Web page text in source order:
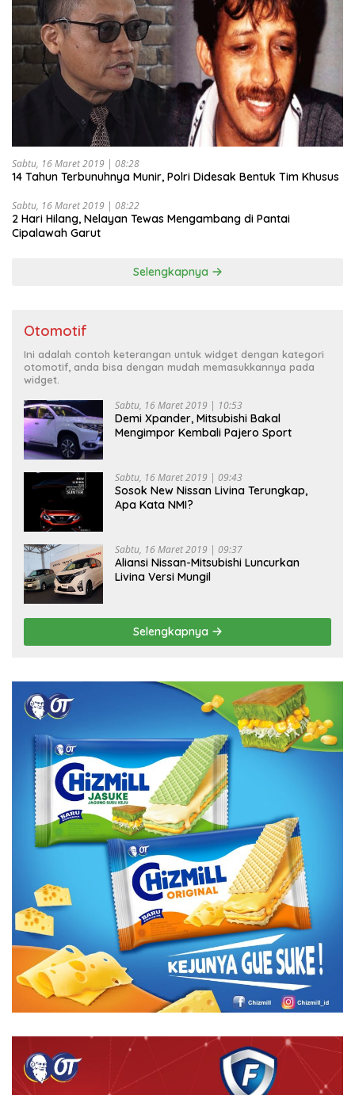
Sabtu, 16 Maret 2019 | 08:28
14 Tahun Terbunuhnya Munir, Polri Didesak Bentuk Tim Khusus
Sabtu, 16 Maret 2019 | 08:22
2 Hari Hilang, Nelayan Tewas Mengambang di Pantai
Cipalawah Garut
Selengkapnya
Otomotif
Ini adalah contoh keterangan untuk widget dengan kategori
otomotif, anda bisa dengan mudah memasukkannya pada
widget.
Sabtu, 16 Maret 2019 | 10:53
Demi Xpander, Mitsubishi Bakal
Mengimpor Kembali Pajero Sport
Sabtu, 16 Maret 2019 | 09:43
Sosok New Nissan Livina Terungkap,
Apa Kata NMI?
Sabtu, 16 Maret 2019 | 09:37
Aliansi Nissan-Mitsubishi Luncurkan
Livina Versi Mungil
Selengkapnya